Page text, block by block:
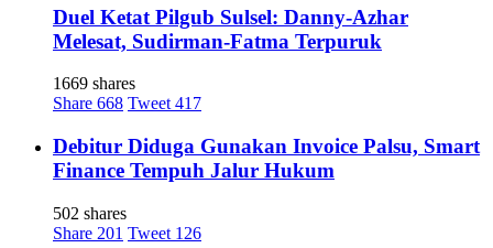
Duel Ketat Pilgub Sulsel: Danny-Azhar
Melesat, Sudirman-Fatma Terpuruk
1669 shares
Share 668 Tweet 417
Debitur Diduga Gunakan Invoice Palsu, Smart
Finance Tempuh Jalur Hukum
502 shares
Share 201 Tweet 126